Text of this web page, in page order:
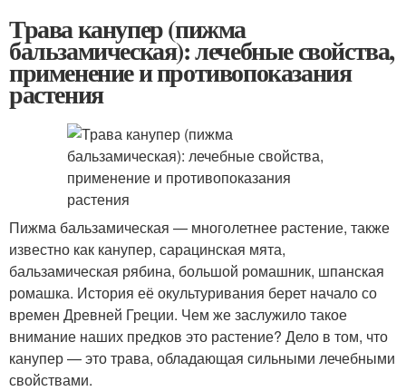
Трава канупер (пижма
бальзамическая): лечебные свойства,
применение и противопоказания
растения
Пижма бальзамическая — многолетнее растение, также
известно как канупер, сарацинская мята,
бальзамическая рябина, большой ромашник, шпанская
ромашка. История её окультуривания берет начало со
времен Древней Греции. Чем же заслужило такое
внимание наших предков это растение? Дело в том, что
канупер — это трава, обладающая сильными лечебными
свойствами.